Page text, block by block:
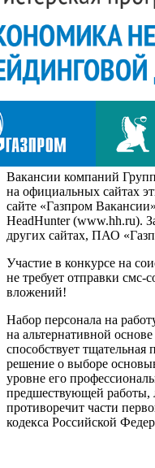
Вакансии компаний
на официальных сайтах
сайте «Газпром
HeadHunter (www.hh.ru).
других сайтах, ПАО
Участие в конкурсе на
не требует отправки
вложений!
Набор персонала на
на альтернативной
способствует
решение о выборе
уровне его
предшествующей работы,
противоречит части
кодекса Российской